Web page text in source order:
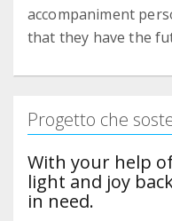
accompaniment
that they have the
Progetto che
With your help
light and joy
in need.